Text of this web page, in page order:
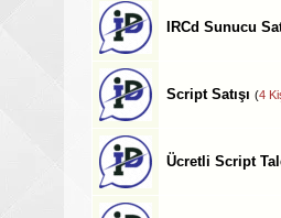
IRCd Sunucu
Script Satışı (4
Ücretli Script